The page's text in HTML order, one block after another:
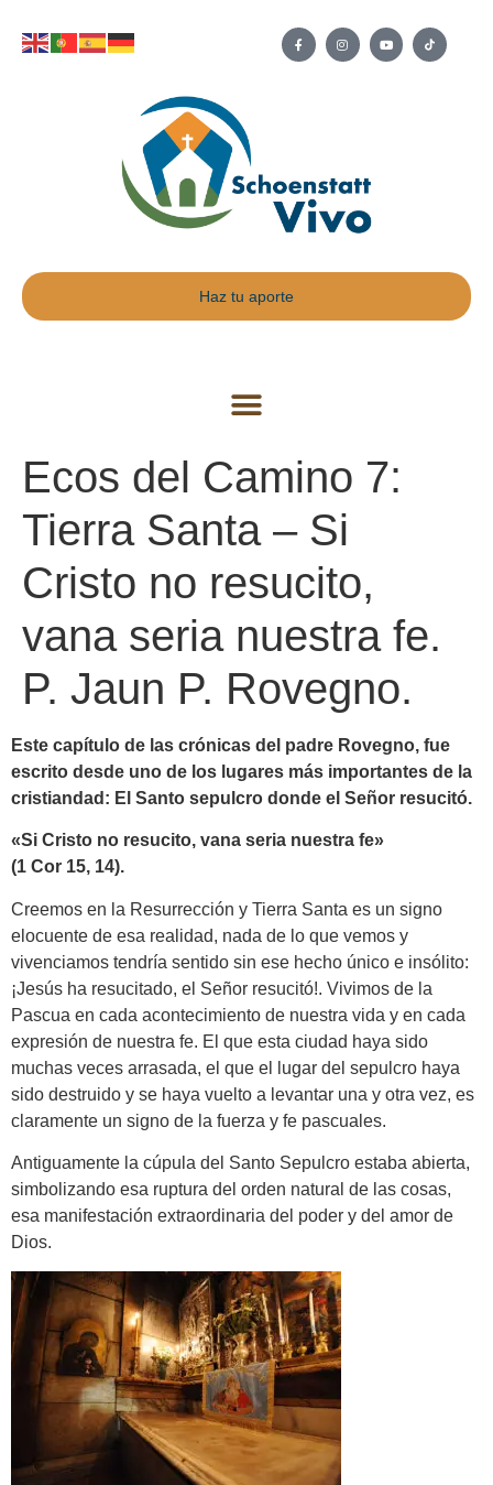
Haz tu aporte
Ecos del Camino 7:
Tierra Santa – Si
Cristo no resucito,
vana seria nuestra fe.
P. Jaun P. Rovegno.
Este capítulo de las crónicas del padre Rovegno, fue
escrito desde uno de los lugares más importantes de la
cristiandad: El Santo sepulcro donde el Señor resucitó.
«Si Cristo no resucito, vana seria nuestra fe»
(1 Cor 15, 14).
Creemos en la Resurrección y Tierra Santa es un signo
elocuente de esa realidad, nada de lo que vemos y
vivenciamos tendría sentido sin ese hecho único e insólito:
¡Jesús ha resucitado, el Señor resucitó!. Vivimos de la
Pascua en cada acontecimiento de nuestra vida y en cada
expresión de nuestra fe. El que esta ciudad haya sido
muchas veces arrasada, el que el lugar del sepulcro haya
sido destruido y se haya vuelto a levantar una y otra vez, es
claramente un signo de la fuerza y fe pascuales.
Antiguamente la cúpula del Santo Sepulcro estaba abierta,
simbolizando esa ruptura del orden natural de las cosas,
esa manifestación extraordinaria del poder y del amor de
Dios.